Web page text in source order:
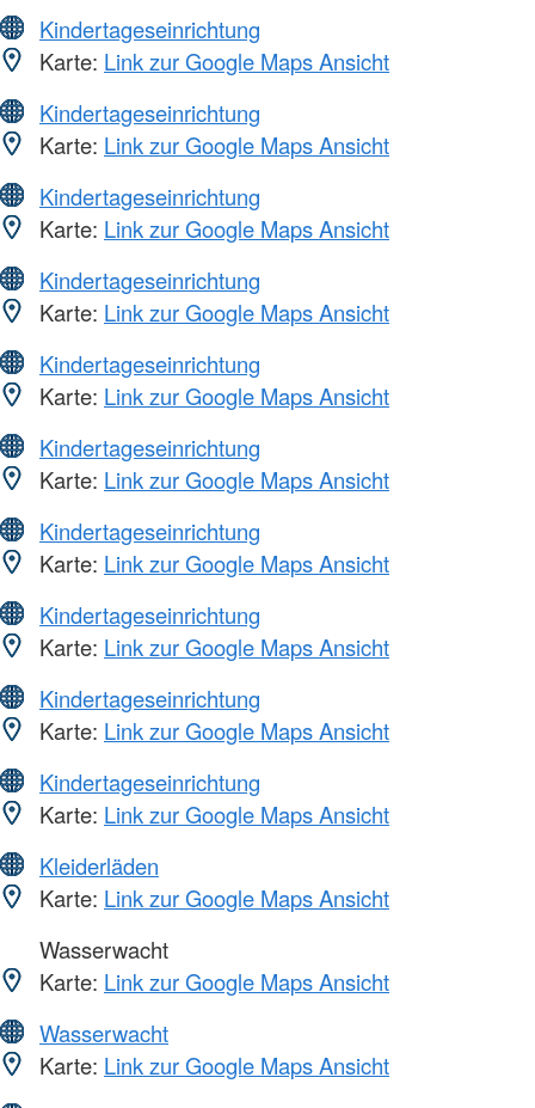
Kindertageseinrichtung
Karte: Link zur Google Maps Ansicht
Kindertageseinrichtung
Karte: Link zur Google Maps Ansicht
Kindertageseinrichtung
Karte: Link zur Google Maps Ansicht
Kindertageseinrichtung
Karte: Link zur Google Maps Ansicht
Kindertageseinrichtung
Karte: Link zur Google Maps Ansicht
Kindertageseinrichtung
Karte: Link zur Google Maps Ansicht
Kindertageseinrichtung
Karte: Link zur Google Maps Ansicht
Kindertageseinrichtung
Karte: Link zur Google Maps Ansicht
Kindertageseinrichtung
Karte: Link zur Google Maps Ansicht
Kindertageseinrichtung
Karte: Link zur Google Maps Ansicht
Kleiderläden
Karte: Link zur Google Maps Ansicht
Wasserwacht
Karte: Link zur Google Maps Ansicht
Wasserwacht
Karte: Link zur Google Maps Ansicht